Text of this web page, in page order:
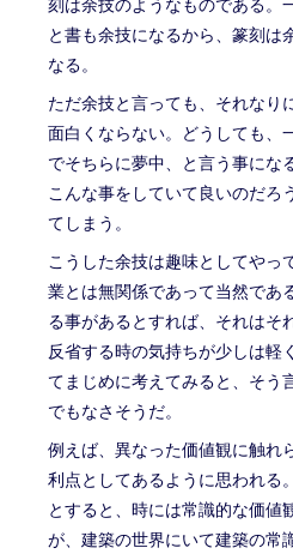
と書も余技になるから、篆刻は
なる。
ただ余技と言っても、それなり
面白くならない。どうしても、
でそちらに夢中、と言う事にな
こんな事をしていて良いのだろ
てしまう。
こうした余技は趣味としてやっ
業とは無関係であって当然であ
る事があるとすれば、それはそ
反省する時の気持ちが少しは軽
てまじめに考えてみると、そう
でもなさそうだ。
例えば、異なった価値観に触れ
利点としてあるように思われる
とすると、時には常識的な価値
が、建築の世界にいて建築の常